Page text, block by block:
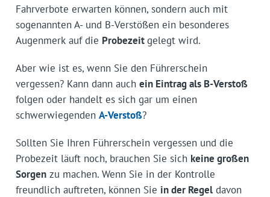
Fahrverbote erwarten können, sondern auch mit
sogenannten A- und B-Verstößen ein besonderes
Augenmerk auf die Probezeitgelegt wird.
Aber wie ist es, wenn Sie den Führerschein
vergessen? Kann dann auch ein Eintrag als B-Verstoß
folgen oder handelt es sich gar um einen
schwerwiegenden A-Verstoß?
Sollten Sie Ihren Führerschein vergessen und die
Probezeit läuft noch, brauchen Sie sich keine großen
Sorgenzu machen. Wenn Sie in der Kontrolle
freundlich auftreten, können Sie in der Regeldavon